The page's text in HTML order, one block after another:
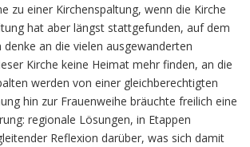
zu einer Kirchenspaltung, wenn die Kirche
hat aber längst stattgefunden, auf dem
denke an die vielen ausgewanderten
Kirche keine Heimat mehr finden, an die
werden von einer gleichberechtigten
hin zur Frauenweihe bräuchte freilich eine
regionale Lösungen, in Etappen
Reflexion darüber, was sich damit